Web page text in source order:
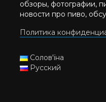
обзоры, фотографии,
новости про пиво,
Политика
Солов'їна
Русский